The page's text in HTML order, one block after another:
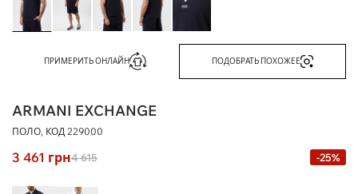
ПРИМЕРИТЬ ОНЛАЙН ПОДОБРАТЬ ПОХОЖЕЕ
ARMANI EXCHANGE
ПОЛО, КОД 229000
3 461 грн4 615 -25%